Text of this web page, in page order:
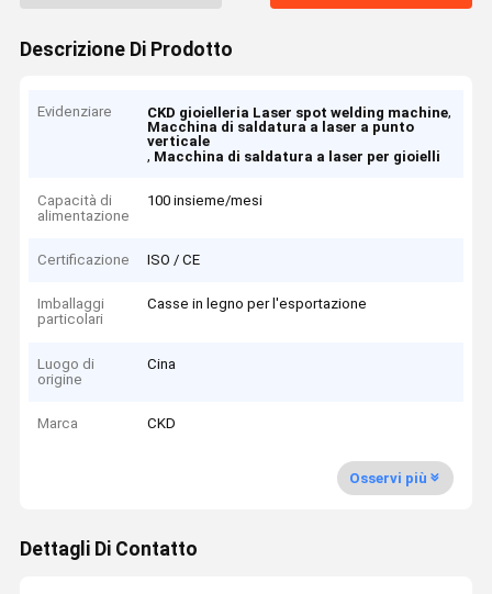
Descrizione Di Prodotto
Evidenziare CKD gioielleria Laser spot welding machine,
Macchina di saldatura a laser a punto
verticale
, Macchina di saldatura a laser per gioielli
Capacità di
alimentazione
100 insieme/mesi
Certificazione ISO / CE
Imballaggi
particolari
Casse in legno per l'esportazione
Luogo di
origine
Cina
Marca CKD
Osservi più
Dettagli Di Contatto